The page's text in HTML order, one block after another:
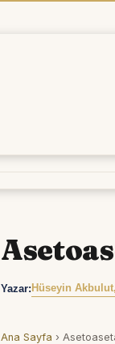
Yazar: Hüseyin
Ana Sayfa ›